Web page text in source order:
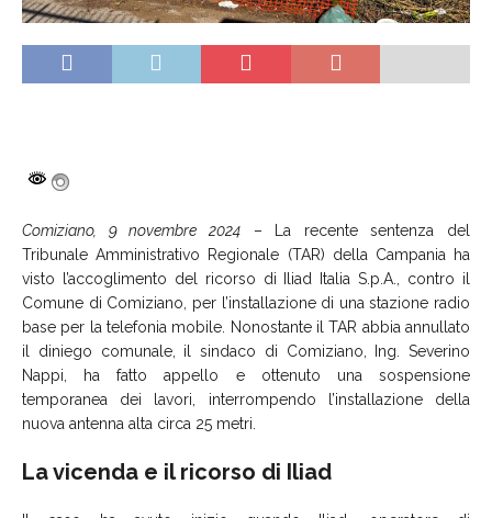
Comiziano, 9 novembre 2024– La recente sentenza del
Tribunale Amministrativo Regionale (TAR) della Campania ha
visto l’accoglimento del ricorso di Iliad Italia S.p.A., contro il
Comune di Comiziano, per l’installazione di una stazione radio
base per la telefonia mobile. Nonostante il TAR abbia annullato
il diniego comunale, il sindaco di Comiziano, Ing. Severino
Nappi, ha fatto appello e ottenuto una sospensione
temporanea dei lavori, interrompendo l’installazione della
nuova antenna alta circa 25 metri.
La vicenda e il ricorso di Iliad